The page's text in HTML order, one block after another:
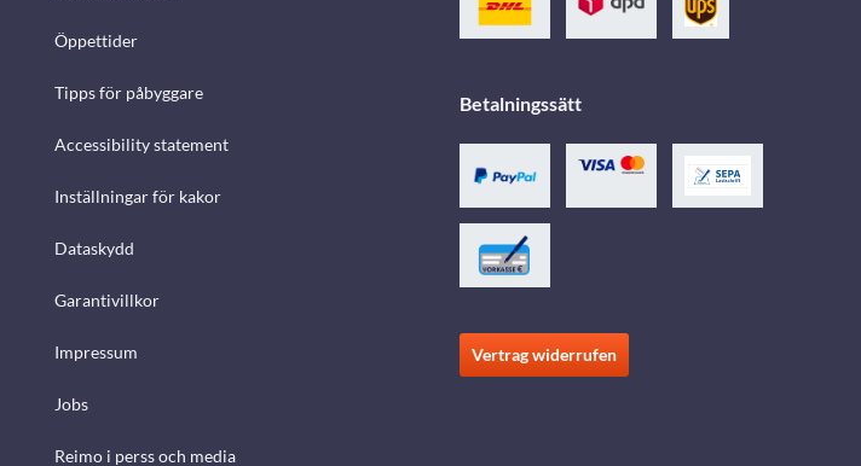
Öppettider
Tipps för påbyggare
Accessibility statement
Inställningar för kakor
Dataskydd
Garantivillkor
Impressum
Jobs
Reimo i perss och media
Betalningssätt
Vertrag widerrufen